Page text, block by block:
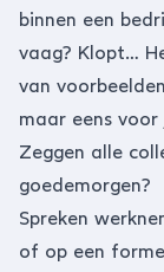
binnen een
vaag? Klopt…
van
maar eens
Zeggen alle
goedemorgen?
Spreken
of op een